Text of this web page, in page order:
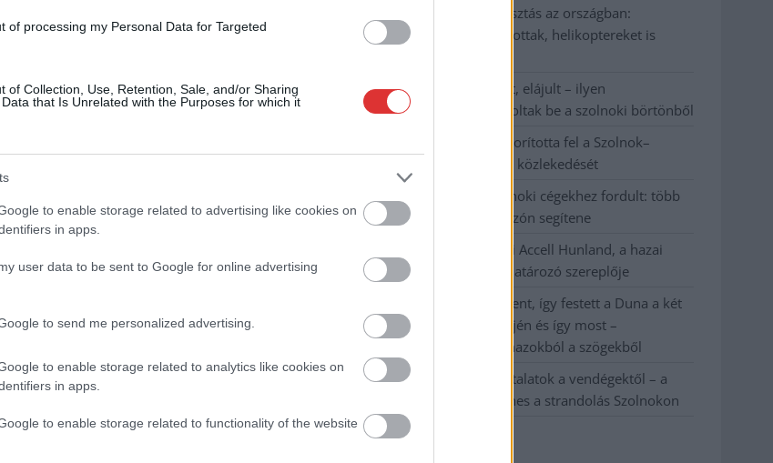
of processing my Personal Data for Targeted
of Collection, Use, Retention, Sale, and/or Sharing
that Is Unrelated with the Purposes for which it
to enable storage related to advertising like cookies on
in apps.
user data to be sent to Google for online advertising
to send me personalized advertising.
to enable storage related to analytics like cookies on
in apps.
to enable storage related to functionality of the website
Harmadfokú hőségriasztás az országban:
Szolnokon klímát javítottak, helikoptereket is
A zárkában rosszul lett, elájult – ilyen
körülményekről számoltak be a szolnoki börtönből
Váratlan fennakadás borította fel a Szolnok–
Kecskemét vasútvonal közlekedését
A polgármester a szolnoki cégekhez fordult: több
száz elbocsátott dolgozón segítene
Csődbe ment a tószegi Accell Hunland, a hazai
kerékpárgyártás meghatározó szereplője
Egyszer fent, egyszer lent, így festett a Duna a két
évvel ezelőtti árvíz idején és így most –
fotógyűjtemény ugyanazokból a szögekből
Ilyenek eddig a tapasztalatok a vendégektől – a
hőhullám miatt ingyenes a strandolás Szolnokon